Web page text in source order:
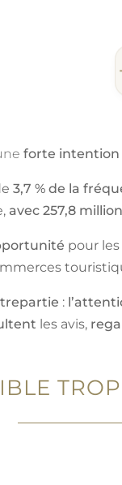
forte intention
3,7 % de la
avec 257,8
pour
:
les avis,